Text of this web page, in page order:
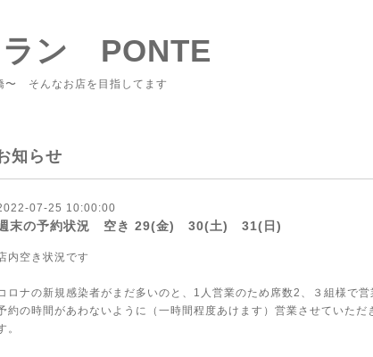
ラン PONTE
〜 そんなお店を目指してます
知らせ
07-25 10:00:00
末の予約状況 空き 29(金) 30(土) 31(日)
内空き状況です
ロナの新規感染者がまだ多いのと、1人営業のため席数2、３組様で
約の時間があわないように（一時間程度あけます）営業させていた
。